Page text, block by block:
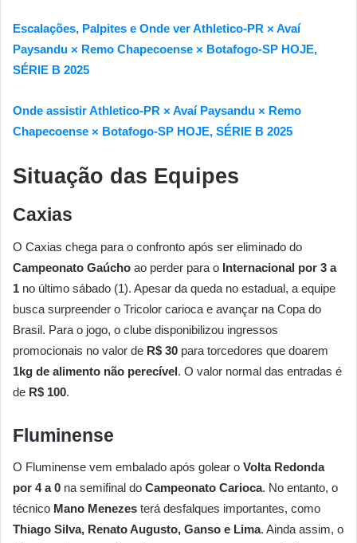
Escalações, Palpites e Onde ver Athletico-PR × Avaí
Paysandu × Remo Chapecoense × Botafogo-SP HOJE,
SÉRIE B 2025
Onde assistir Athletico-PR × Avaí Paysandu × Remo
Chapecoense × Botafogo-SP HOJE, SÉRIE B 2025
Situação das Equipes
Caxias
O Caxias chega para o confronto após ser eliminado do
Campeonato Gaúcho ao perder para o Internacional por 3 a
1 no último sábado (1). Apesar da queda no estadual, a equipe
busca surpreender o Tricolor carioca e avançar na Copa do
Brasil. Para o jogo, o clube disponibilizou ingressos
promocionais no valor de R$ 30 para torcedores que doarem
1kg de alimento não perecível. O valor normal das entradas é
de R$ 100.
Fluminense
O Fluminense vem embalado após golear o Volta Redonda
por 4 a 0 na semifinal do Campeonato Carioca. No entanto, o
técnico Mano Menezes terá desfalques importantes, como
Thiago Silva, Renato Augusto, Ganso e Lima. Ainda assim, o